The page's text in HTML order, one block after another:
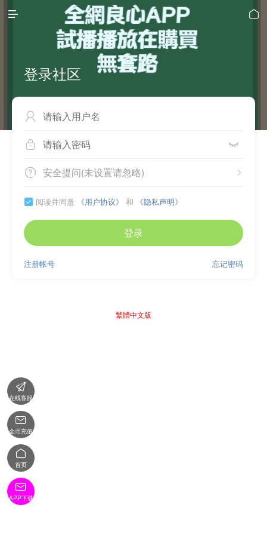
 
登录社区

 
 
安全提问(未设置请忽略)
 阅读并同意 《用户协议》 和 《隐私声明》
登录
忘记密码
注册帐号
繁體中文版

在线客服

金币充值

首页

APP下载